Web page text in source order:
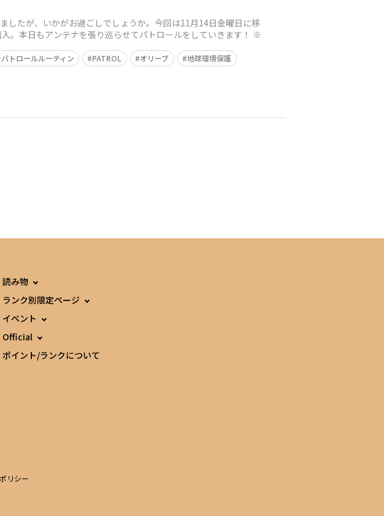
したが、いかがお過ごしでしょうか。今回は11月14日金曜日に移
。本日もアンテナを張り巡らせてパトロールをしていきます！ ※
トロールルーティン PATROL オリーブ
地球環境保護
読み物
ランク別限定ページ
イベント
Official
ポイント/ランクについて
リシー